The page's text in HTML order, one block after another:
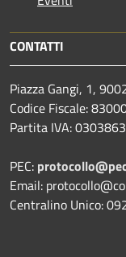
CONTATTI
Piazza Gangi, 1,
Codice Fiscale:
Partita IVA:
PEC:
Email:
Centralino Unico: